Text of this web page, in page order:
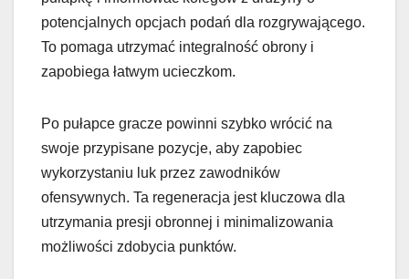
potencjalnych opcjach podań dla rozgrywającego.
To pomaga utrzymać integralność obrony i
zapobiega łatwym ucieczkom.
Po pułapce gracze powinni szybko wrócić na
swoje przypisane pozycje, aby zapobiec
wykorzystaniu luk przez zawodników
ofensywnych. Ta regeneracja jest kluczowa dla
utrzymania presji obronnej i minimalizowania
możliwości zdobycia punktów.